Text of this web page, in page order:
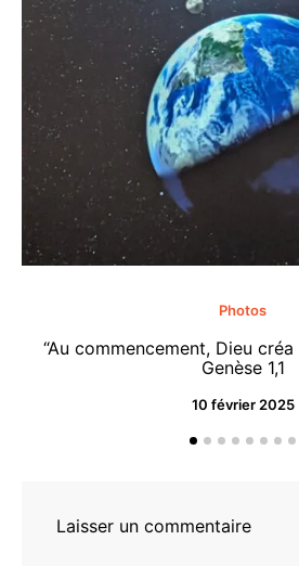
Photos
“Au commencement, Dieu
Genèse 1,1
10 février 2025
Laisser un commentaire